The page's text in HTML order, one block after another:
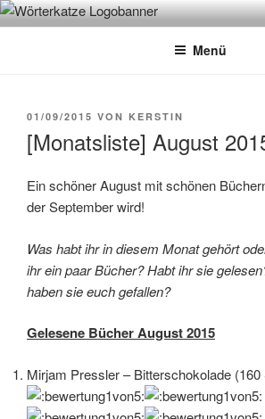
Zum
InhaltWÖRTERKATZE
Von Büchern erzählen
Menü
VERÖFFENTLICHT
01/09/2015 VON KERSTIN
[Monatsliste] August
Ein schöner August mit schönen
der September wird!
Was habt ihr in diesem Monat gehört
ihr ein paar Bücher? Habt ihr sie
haben sie euch gefallen?
Gelesene Bücher August 2015
Mirjam Pressler – Bitterschokolade (160